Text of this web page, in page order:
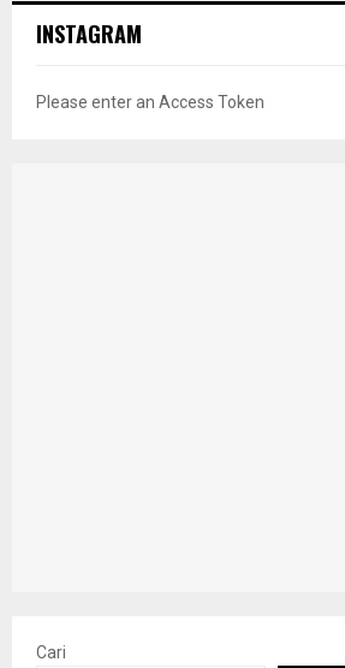
INSTAGRAM
Please enter an Access Token
Cari